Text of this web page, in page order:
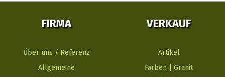
FIRMA
Über uns / Referenz
Allgemeine
VERKAUF
Artikel
Farben | Granit